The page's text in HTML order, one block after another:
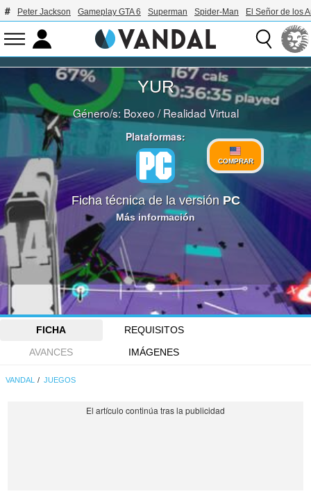
Peter Jackson Gameplay GTA 6 Superman Spider-Man El Señor de los
YUR
Género/s: Boxeo/Realidad Virtual
Plataformas:
COMPRAR
Ficha técnica de la versiónPC
Más información
FICHA
REQUISITOS
AVANCES
IMÁGENES
VANDAL JUEGOS